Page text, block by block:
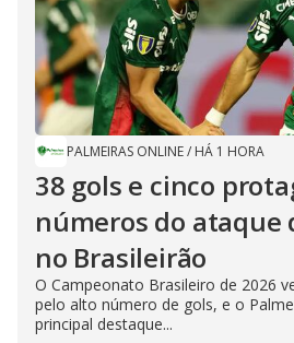
PALMEIRAS ONLINE/ HÁ 1 HORA
38 gols e cinco
números do ataque
no Brasileirão
O Campeonato Brasileiro de 2026
pelo alto número de gols, e o
principal destaque...